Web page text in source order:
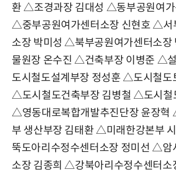
환 △조경과장 김대성 △동부공원여가
△중부공원여가센터소장 신현호 △서
소장 박미성 △북부공원여가센터소
물원장 온수진 △건축부장 이병준 △
도시철도설계부장 정성훈 △도시철도
△도시철도건축부장 김병철 △도시철
△영동대로복합개발추진단장 윤장혁
부 생산부장 김태환 △미래한강본부
뚝도아리수정수센터소장 정미선 △암
소장 김종희 △강북아리수정수센터